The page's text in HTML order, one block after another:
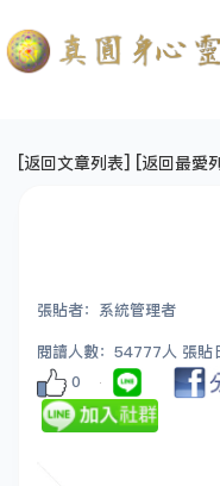
[返回文章列表] [返回最愛
張貼者：系統管理者
閱讀人數：54777人 張
0